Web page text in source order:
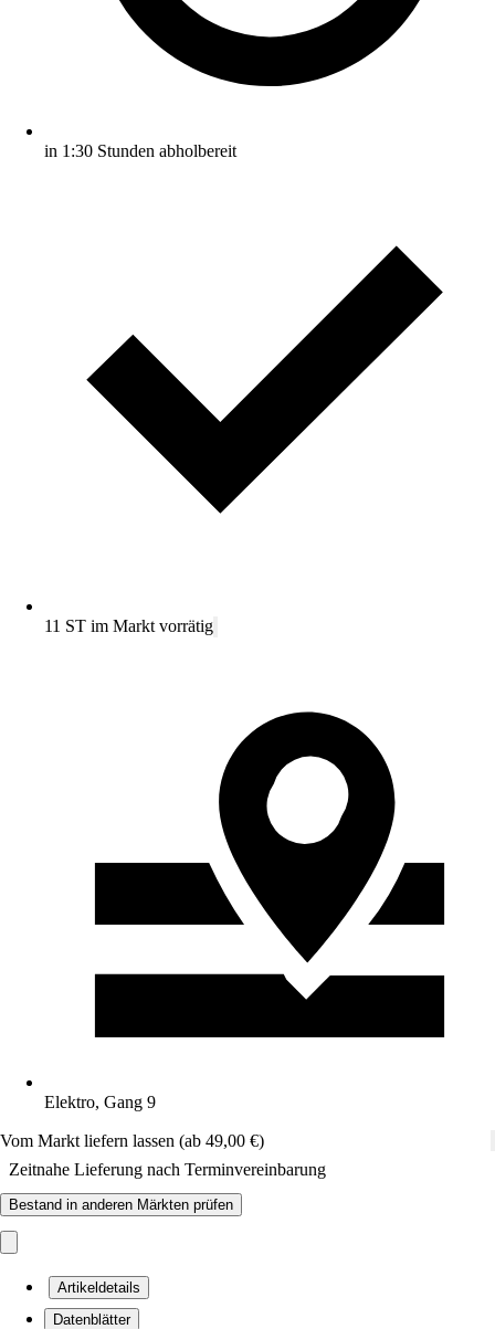
in 1:30 Stunden abholbereit
11 ST im Markt vorrätig
Elektro, Gang 9
Vom Markt liefern lassen (ab 49,00 €)
Zeitnahe Lieferung nach Terminvereinbarung
Bestand in anderen Märkten prüfen
Artikeldetails
Datenblätter